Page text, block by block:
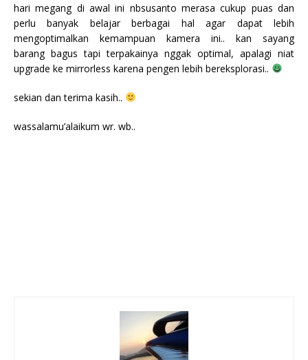
hari megang di awal ini nbsusanto merasa cukup puas dan
perlu banyak belajar berbagai hal agar dapat lebih
mengoptimalkan kemampuan kamera ini.. kan sayang
barang bagus tapi terpakainya nggak optimal, apalagi niat
upgrade ke mirrorless karena pengen lebih bereksplorasi..
sekian dan terima kasih..
wassalamu’alaikum wr. wb..